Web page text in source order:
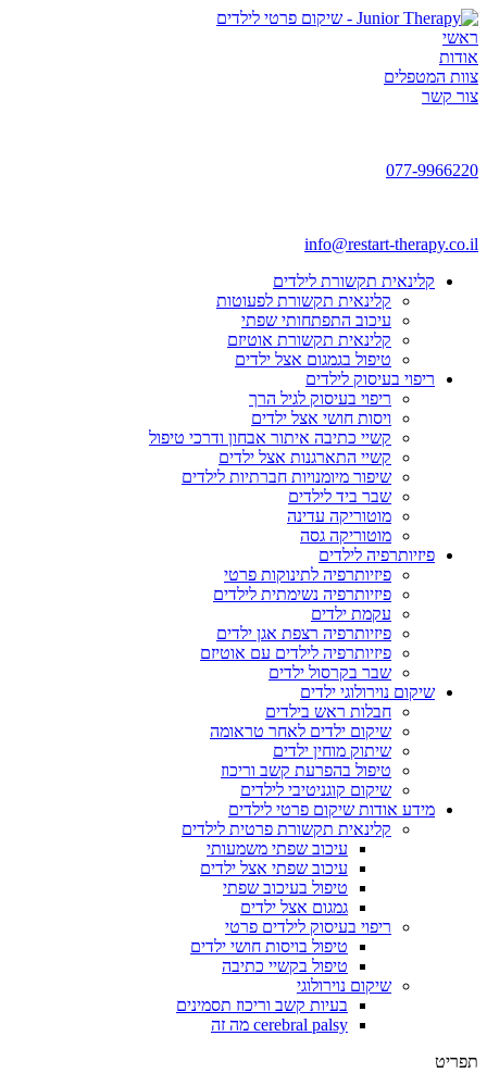
ראשי
אודות
צוות המטפלים
צור קשר
077-9966220
info@restart-therapy.co.il
קלינאית תקשורת לילדים
קלינאית תקשורת לפעוטות
עיכוב התפתחותי שפתי
קלינאית תקשורת אוטיזם
טיפול בגמגום אצל ילדים
ריפוי בעיסוק לילדים
ריפוי בעיסוק לגיל הרך
ויסות חושי אצל ילדים
קשיי כתיבה איתור אבחון ודרכי טיפול
קשיי התארגנות אצל ילדים
שיפור מיומנויות חברתיות לילדים
שבר ביד לילדים
מוטוריקה עדינה
מוטוריקה גסה
פיזיותרפיה לילדים
פיזיותרפיה לתינוקות פרטי
פיזיותרפיה נשימתית לילדים
עקמת ילדים
פיזיותרפיה רצפת אגן ילדים
פיזיותרפיה לילדים עם אוטיזם
שבר בקרסול ילדים
שיקום נוירולוגי ילדים
חבלות ראש בילדים
שיקום ילדים לאחר טראומה
שיתוק מוחין ילדים
טיפול בהפרעת קשב וריכוז
שיקום קוגניטיבי לילדים
מידע אודות שיקום פרטי לילדים
קלינאית תקשורת פרטית לילדים
עיכוב שפתי משמעותי
עיכוב שפתי אצל ילדים
טיפול בעיכוב שפתי
גמגום אצל ילדים
ריפוי בעיסוק לילדים פרטי
טיפול בויסות חושי ילדים
טיפול בקשיי כתיבה
שיקום נוירולוגי
בעיות קשב וריכוז תסמינים
cerebral palsy מה זה
תפריט